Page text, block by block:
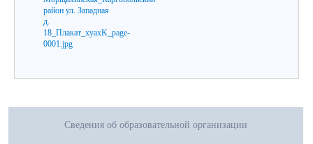
Сведения об образовательной организации